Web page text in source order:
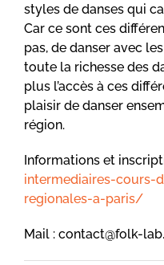
styles de danses qui
Car ce sont ces
pas, de danser avec
toute la richesse des
plus l’accès à ces
plaisir de danser
région.
Informations et
intermediaires-cours-
regionales-a-paris/
Mail : contact@folk-